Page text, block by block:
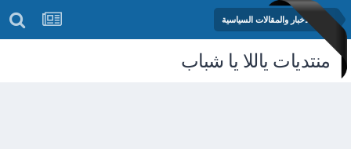
منتدى الأخبار والمقالات السياسية
منتديات ياللا يا شباب